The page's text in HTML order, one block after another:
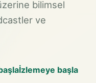
bilimsel
ve
İzlemeye başla